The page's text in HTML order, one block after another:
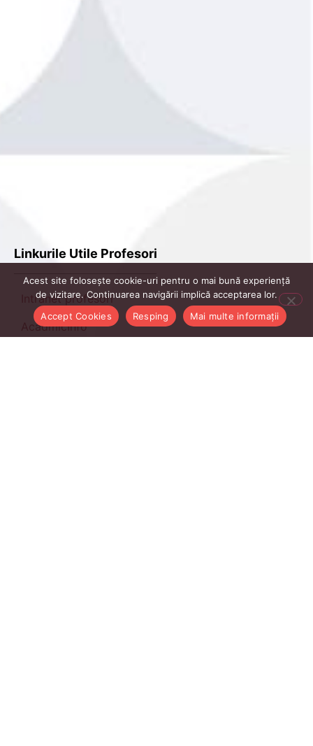
Linkurile Utile Profesori
Intranet profesori
AcadmicInfo
Acest site folosește cookie-uri pentru o mai bună experiență
de vizitare. Continuarea navigării implică acceptarea lor.
Accept Cookies
Resping Mai multe informații